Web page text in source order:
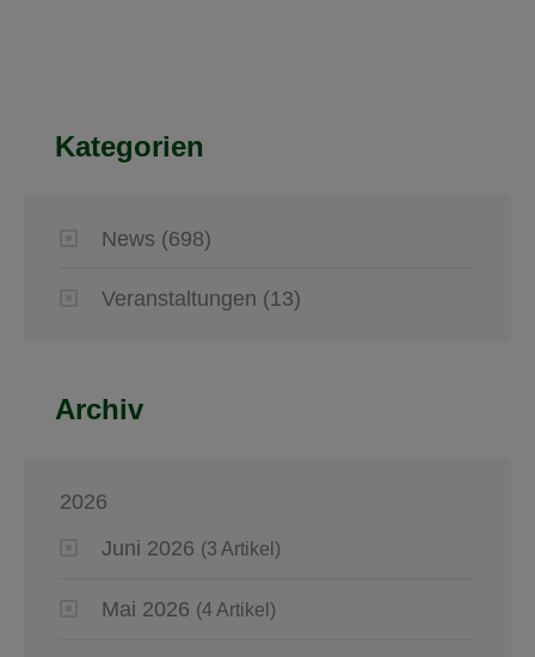
Kategorien
News (698)
Veranstaltungen (13)
Archiv
2026
Juni 2026 (3 Artikel)
Mai 2026 (4 Artikel)